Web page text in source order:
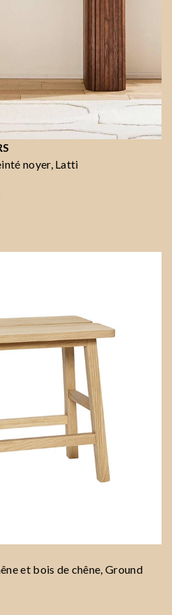
noyer, Latti
et bois de chêne, Ground